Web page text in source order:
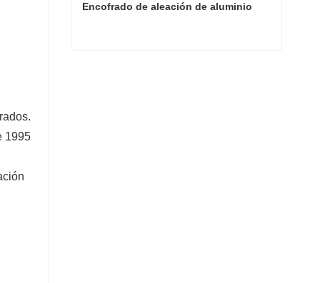
1995
Encofrado de aleación de aluminio